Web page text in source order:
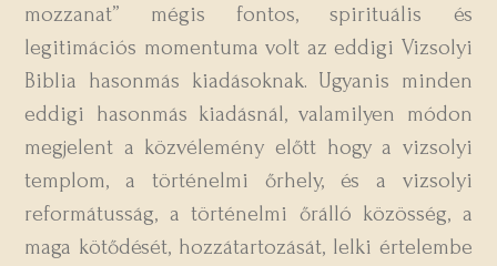
mozzanat” mégis fontos, spirituális és
legitimációs momentuma volt az eddigi Vizsolyi
Biblia hasonmás kiadásoknak. Ugyanis minden
eddigi hasonmás kiadásnál, valamilyen módon
megjelent a közvélemény előtt hogy a vizsolyi
templom, a történelmi őrhely, és a vizsolyi
reformátusság, a történelmi őrálló közösség, a
maga kötődését, hozzátartozását, lelki értelembe